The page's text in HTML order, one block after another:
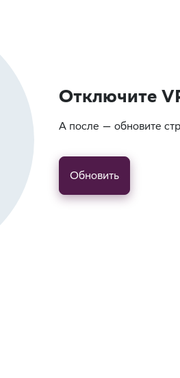
Отключите
А после — обновите
Обновить